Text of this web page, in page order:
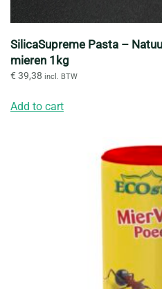
SilicaSupreme Pasta –
mieren 1kg
€ 39,38 incl. BTW
Add to cart